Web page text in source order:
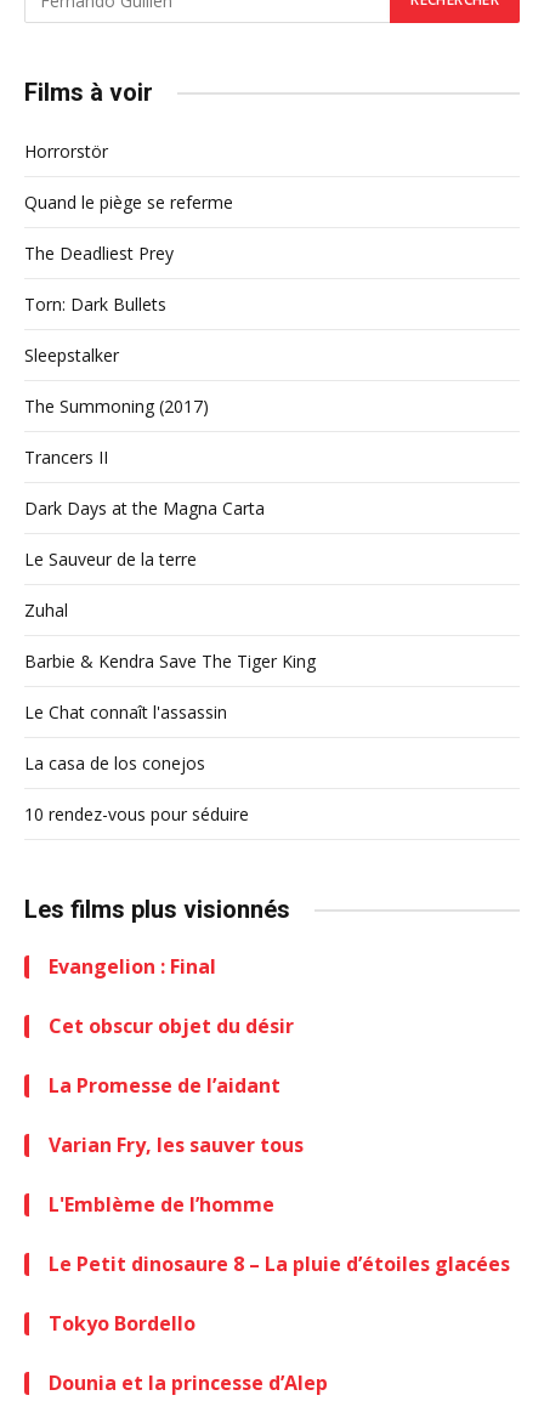
Films à voir
Horrorstör
Quand le piège se referme
The Deadliest Prey
Torn: Dark Bullets
Sleepstalker
The Summoning (2017)
Trancers II
Dark Days at the Magna Carta
Le Sauveur de la terre
Zuhal
Barbie & Kendra Save The Tiger King
Le Chat connaît l'assassin
La casa de los conejos
10 rendez-vous pour séduire
Les films plus visionnés
Evangelion : Final
Cet obscur objet du désir
La Promesse de l’aidant
Varian Fry, les sauver tous
L'Emblème de l’homme
Le Petit dinosaure 8 – La pluie d’étoiles glacées
Tokyo Bordello
Dounia et la princesse d’Alep